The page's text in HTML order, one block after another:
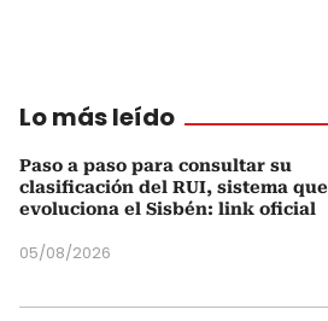
Lo más leído
Paso a paso para consultar su
clasificación del RUI, sistema que
evoluciona el Sisbén: link oficial
05/08/2026